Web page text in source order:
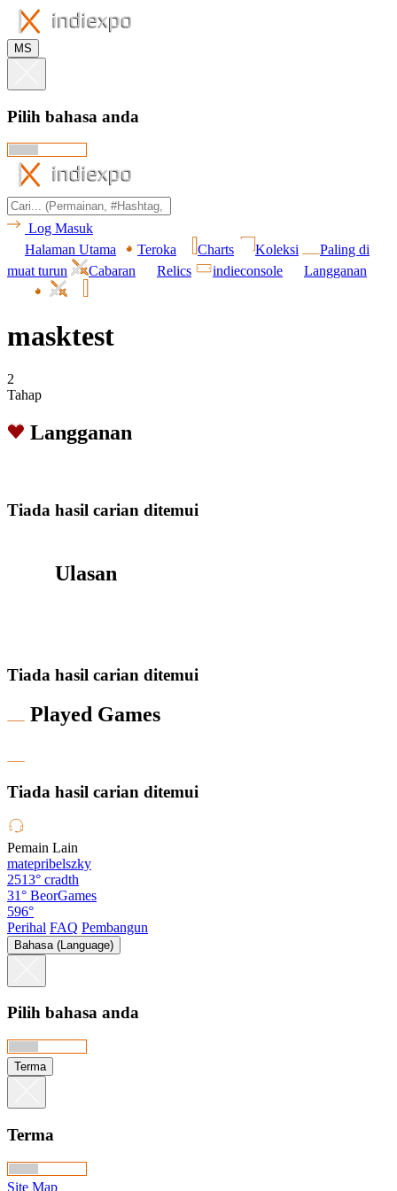
MS
Pilih bahasa anda
Log Masuk
Halaman Utama
Teroka Charts Koleksi
Paling di
muat turun
Cabaran Relics indieconsole Langganan
masktest
2
Tahap
Langganan
Tiada hasil carian ditemui
Ulasan
Tiada hasil carian ditemui
Played Games
Tiada hasil carian ditemui
Pemain Lain
matepribelszky
2513° cradth
31° BeorGames
596°
Perihal FAQ Pembangun
Bahasa (Language)
Pilih bahasa anda
Terma
Terma
Site Map